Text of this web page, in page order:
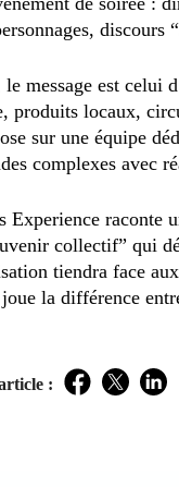
discours
message est celui
produits locaux,
sur une équipe
complexes avec
Experience raconte
collectif” qui
tiendra face
la différence
: Facebook
Twitter